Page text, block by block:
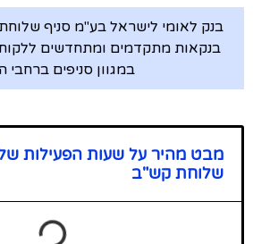
בנק לאומי לישראל בע"מ סניף
בנקאות מתקדמים ומתחדשים
במגוון סניפים ברחבי
מבט מהיר על שעות הפעילות של
שלוחת קש"ב